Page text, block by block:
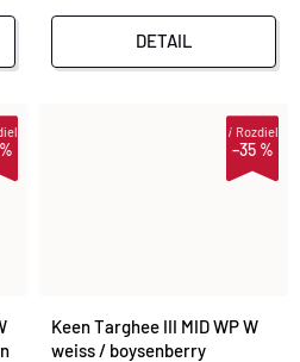
DETAIL
–35 %
iRozdiel
Keen Targhee III MID WP W
weiss / boysenberry